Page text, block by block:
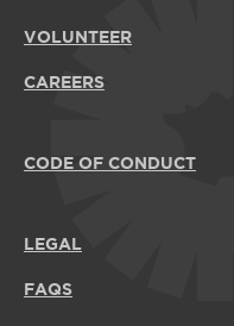
VOLUNTEER
CAREERS
CODE OF CONDUCT
LEGAL
FAQS